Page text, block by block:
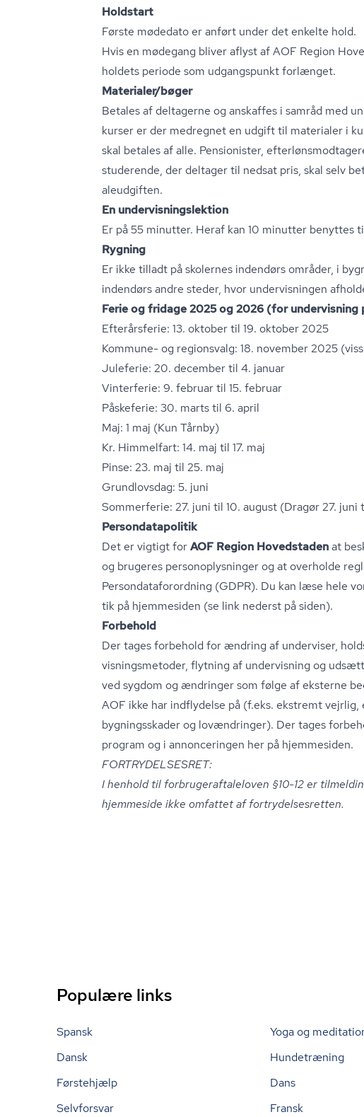
Holdstart
Første mødedato er anført under det enkelte hold.
Hvis en mødegang bliver aflyst af AOF Region
holdets periode som udgangspunkt forlænget.
Materialer/bøger
Betales af deltagerne og anskaffes i samråd med
kurser er der medregnet en udgift til materialer i
skal betales af alle. Pensionister,
studerende, der deltager til nedsat pris, skal selv
aleud­gif­ten.
En un­der­vis­nings­lek­tion
Er på 55 minutter. Heraf kan 10 minutter benyttes
Rygning
Er ikke tilladt på skolernes indendørs områder, i
indendørs andre steder, hvor undervisningen
Ferie og fridage 2025 og 2026 (for undervisning
Efterårsferie: 13. oktober til 19. oktober 2025
Kommune- og regionsvalg: 18. november 2025
Juleferie: 20. december til 4. januar
Vinterferie: 9. februar til 15. februar
Påskeferie: 30. marts til 6. april
Maj: 1 maj (Kun Tårnby)
Kr. Himmelfart: 14. maj til 17. maj
Pinse: 23. maj til 25. maj
Grundlovsdag: 5. juni
Sommerferie: 27. juni til 10. august (Dragør 27. juni
Per­son­da­ta­po­li­tik
Det er vigtigt forAOF Region Hovedstadenat
og brugeres per­so­nop­lys­nin­ger og at overholde
Per­son­da­ta­for­ord­ning (GDPR). Du kan læse hele
tik på hjemmesiden (se link nederst på siden).
Forbehold
Der tages forbehold for ændring af underviser,
vis­nings­me­to­der, flytning af undervisning og
ved sygdom og ændringer som følge af eksterne
AOF ikke har indflydelse på (f.eks. ekstremt vejrlig,
bygningsskader og lovændringer). Der tages
program og i annonceringen her på hjemmesiden.
FOR­TRY­DEL­SES­RET:
I henhold til for­bru­ger­af­ta­le­loven §10-12 er
hjemmeside ikke omfattet af for­try­del­ses­ret­ten.
Populære links
Spansk Yoga og
Dansk
Hundetræning
Førstehjælp
Dans
Selvforsvar
Fransk